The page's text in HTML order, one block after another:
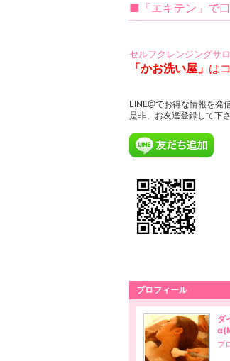
■「エキテン」で
セルフクレンジングサ
「かお洗い屋」 は
LINE@でお得な情報を発
是非、お友達登録して下さ
プロフィール
ダ
プ